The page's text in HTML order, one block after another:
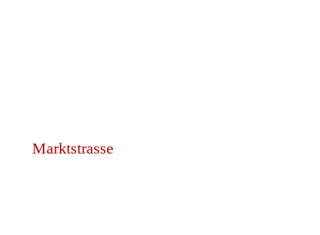
Marktstrasse